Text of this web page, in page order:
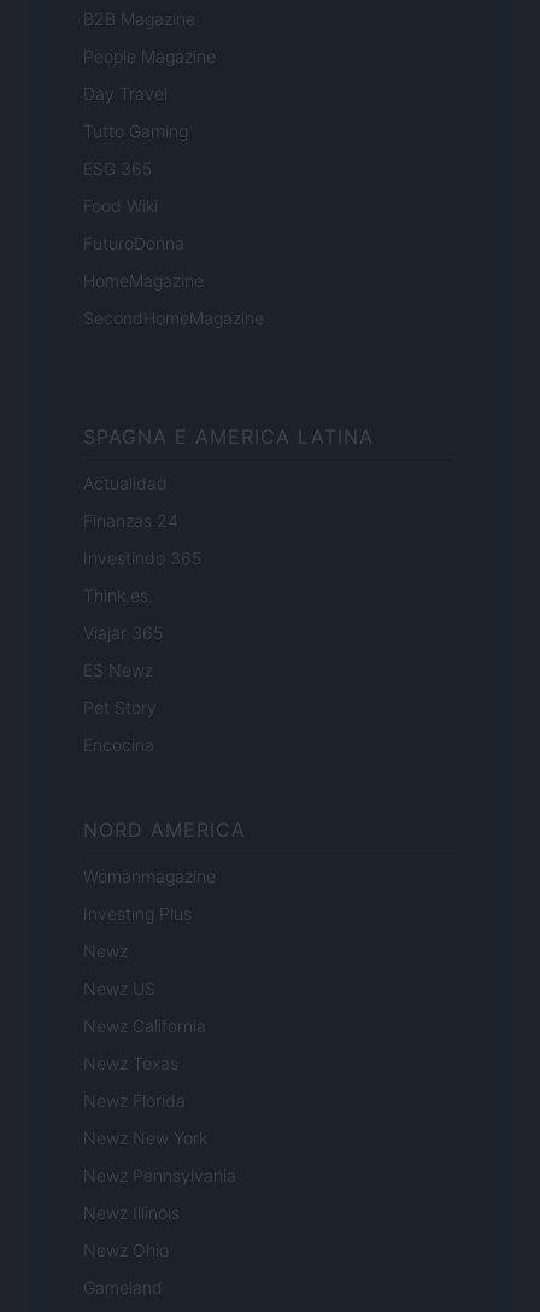
B2B Magazine
People Magazine
Day Travel
Tutto Gaming
ESG 365
Food Wiki
FuturoDonna
HomeMagazine
SecondHomeMagazine
SPAGNA E AMERICA LATINA
Actualidad
Finanzas 24
Investindo 365
Think.es
Viajar 365
ES Newz
Pet Story
Encocina
NORD AMERICA
Womanmagazine
Investing Plus
Newz
Newz US
Newz California
Newz Texas
Newz Florida
Newz New York
Newz Pennsylvania
Newz Illinois
Newz Ohio
Gameland